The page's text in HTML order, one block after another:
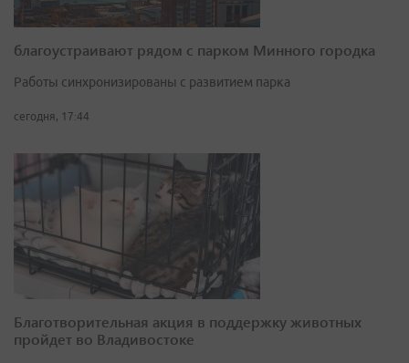
благоустраивают рядом с парком Минного городка
Работы синхронизированы с развитием парка
сегодня, 17:44
Благотворительная акция в поддержку животных
пройдет во Владивостоке